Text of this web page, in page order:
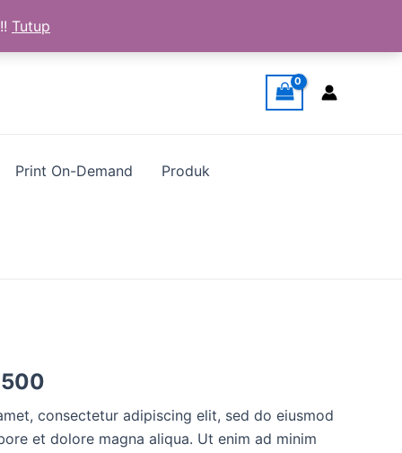
Tutup
Print On-Demand Produk
ini
consectetur adipiscing elit, sed do eiusmod
et dolore magna aliqua. Ut enim ad minim